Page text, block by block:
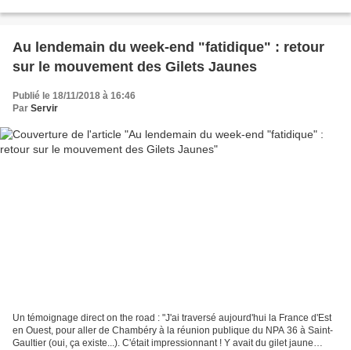
Au lendemain du week-end "fatidique" : retour
sur le mouvement des Gilets Jaunes
Publié le 18/11/2018 à 16:46
Par Servir
Un témoignage direct on the road : "J'ai traversé aujourd'hui la France d'Est
en Ouest, pour aller de Chambéry à la réunion publique du NPA 36 à Saint-
Gaultier (oui, ça existe...). C'était impressionnant ! Y avait du gilet jaune